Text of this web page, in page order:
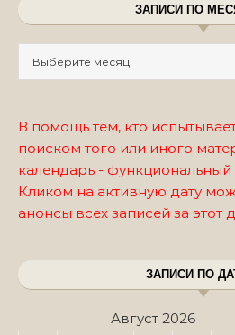
ЗАПИСИ ПО
В помощь тем, кто
поиском того или иного
календарь - функциональный
Кликом на активную дату
анонсы всех записей за этот
ЗАПИСИ ПО
Август 2026